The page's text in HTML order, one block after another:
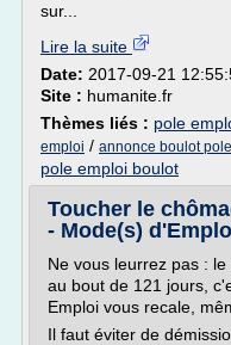
sur...
Lire la suite
Date: 2017-09-21
Site : humanite.fr
Thèmes liés : pole
emploi / annonce boulot
pole emploi boulot
Toucher le
- Mode(s)
Ne vous leurrez pas :
au bout de 121 jours,
Emploi vous recale,
Il faut éviter de